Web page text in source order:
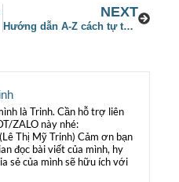
NEXT
Hướng dẫn A-Z cách tự tạo website bán hàng miễn phí bằng wordpress 2023
là Trinh. Cần hỗ trợ liên
ZALO này nhé:
Thị Mỹ Trinh) Cảm ơn bạn
đọc bài viết của mình, hy
sẻ của mình sẽ hữu ích với